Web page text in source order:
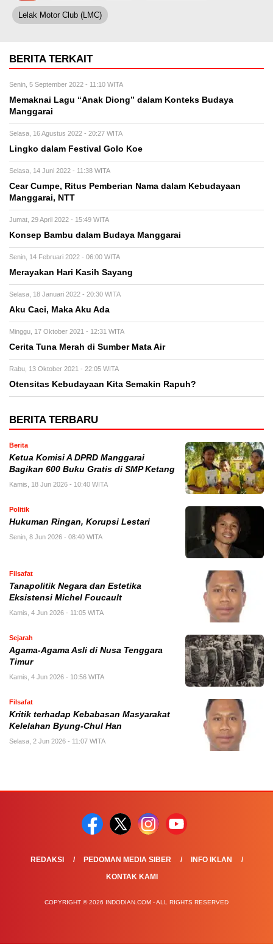
Lelak Motor Club (LMC)
BERITA TERKAIT
Senin, 5 September 2022 - 11:10 WITA
Memaknai Lagu “Anak Diong” dalam Konteks Budaya
Manggarai
Selasa, 16 Agustus 2022 - 20:27 WITA
Lingko dalam Festival Golo Koe
Selasa, 14 Juni 2022 - 11:38 WITA
Cear Cumpe, Ritus Pemberian Nama dalam Kebudayaan
Manggarai, NTT
Jumat, 29 April 2022 - 15:49 WITA
Konsep Bambu dalam Budaya Manggarai
Senin, 14 Februari 2022 - 06:00 WITA
Merayakan Hari Kasih Sayang
Selasa, 18 Januari 2022 - 20:30 WITA
Aku Caci, Maka Aku Ada
Minggu, 17 Oktober 2021 - 12:31 WITA
Cerita Tuna Merah di Sumber Mata Air
Rabu, 13 Oktober 2021 - 22:05 WITA
Otensitas Kebudayaan Kita Semakin Rapuh?
BERITA TERBARU
Berita
Ketua Komisi A DPRD Manggarai
Bagikan 600 Buku Gratis di SMP Ketang
Kamis, 18 Jun 2026 - 10:40 WITA
Politik
Hukuman Ringan, Korupsi Lestari
Senin, 8 Jun 2026 - 08:40 WITA
Filsafat
Tanapolitik Negara dan Estetika
Eksistensi Michel Foucault
Kamis, 4 Jun 2026 - 11:05 WITA
Sejarah
Agama-Agama Asli di Nusa Tenggara
Timur
Kamis, 4 Jun 2026 - 10:56 WITA
Filsafat
Kritik terhadap Kebabasan Masyarakat
Kelelahan Byung-Chul Han
Selasa, 2 Jun 2026 - 11:07 WITA
REDAKSI PEDOMAN MEDIA SIBER
INFO IKLAN
KONTAK KAMI
COPYRIGHT © 2026 INDODIAN.COM - ALL RIGHTS RESERVED